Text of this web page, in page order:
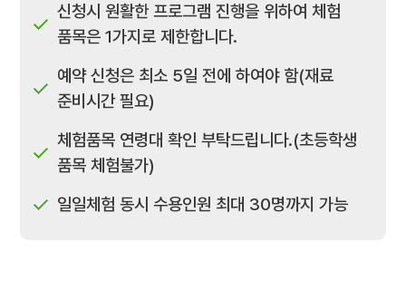
신청시 원활한 프로그램 진행을 위하여 체험
품목은 1가지로 제한합니다.
예약 신청은 최소 5일 전에 하여야 함(재료
준비시간 필요)
체험품목 연령대 확인 부탁드립니다.(초등학생
품목 체험불가)
일일체험 동시 수용인원 최대 30명까지 가능